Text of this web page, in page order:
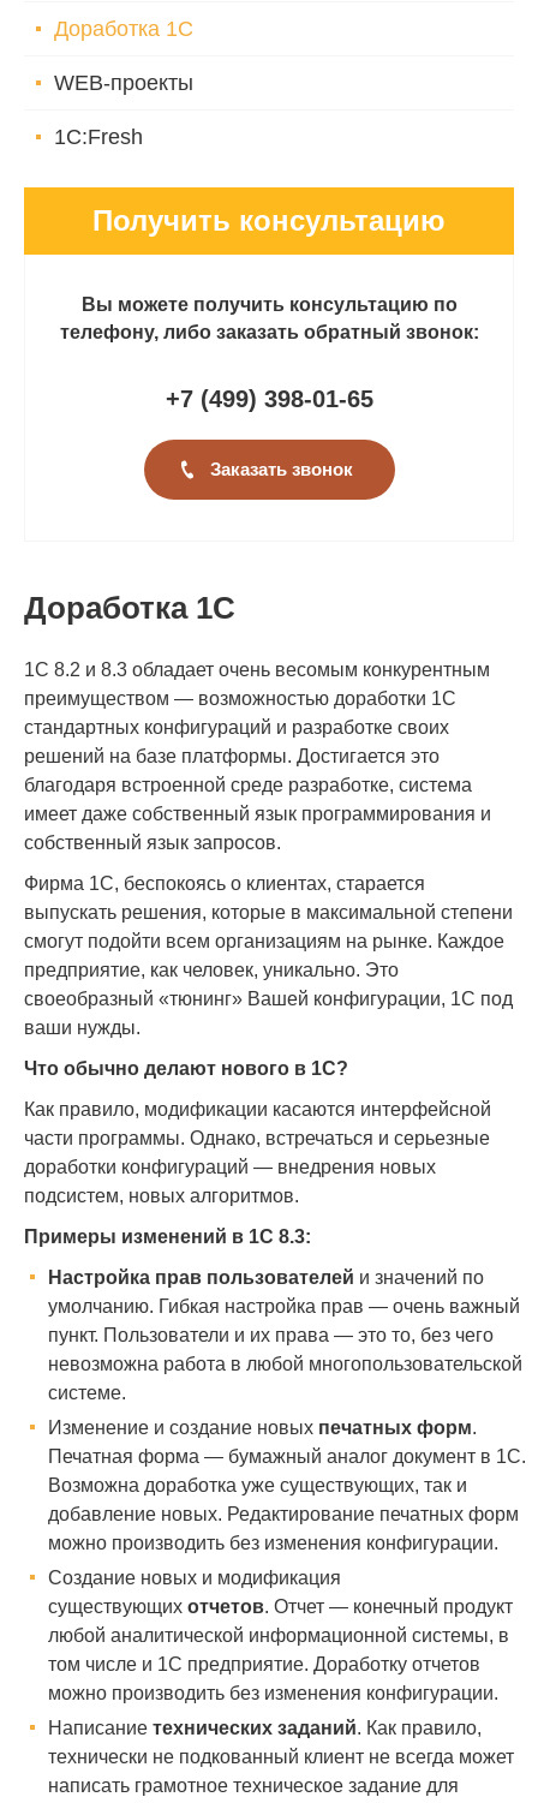
Доработка 1С
WEB-проекты
1C:Fresh
Получить консультацию
Вы можете получить консультацию по
телефону, либо заказать обратный звонок:
+7 (499) 398-01-65
Заказать звонок
Доработка 1С
1С 8.2 и 8.3 обладает очень весомым конкурентным
преимуществом — возможностью доработки 1С
стандартных конфигураций и разработке своих
решений на базе платформы. Достигается это
благодаря встроенной среде разработке, система
имеет даже собственный язык программирования и
собственный язык запросов.
Фирма 1С, беспокоясь о клиентах, старается
выпускать решения, которые в максимальной степени
смогут подойти всем организациям на рынке. Каждое
предприятие, как человек, уникально. Это
своеобразный «тюнинг» Вашей конфигурации, 1С под
ваши нужды.
Что обычно делают нового в 1С?
Как правило, модификации касаются интерфейсной
части программы. Однако, встречаться и серьезные
доработки конфигураций — внедрения новых
подсистем, новых алгоритмов.
Примеры изменений в 1С 8.3:
Настройка прав пользователей и значений по
умолчанию. Гибкая настройка прав — очень важный
пункт. Пользователи и их права — это то, без чего
невозможна работа в любой многопользовательской
системе.
Изменение и создание новых печатных форм.
Печатная форма — бумажный аналог документ в 1С.
Возможна доработка уже существующих, так и
добавление новых. Редактирование печатных форм
можно производить без изменения конфигурации.
Создание новых и модификация
существующих отчетов. Отчет — конечный продукт
любой аналитической информационной системы, в
том числе и 1С предприятие. Доработку отчетов
можно производить без изменения конфигурации.
Написание технических заданий. Как правило,
технически не подкованный клиент не всегда может
написать грамотное техническое задание для